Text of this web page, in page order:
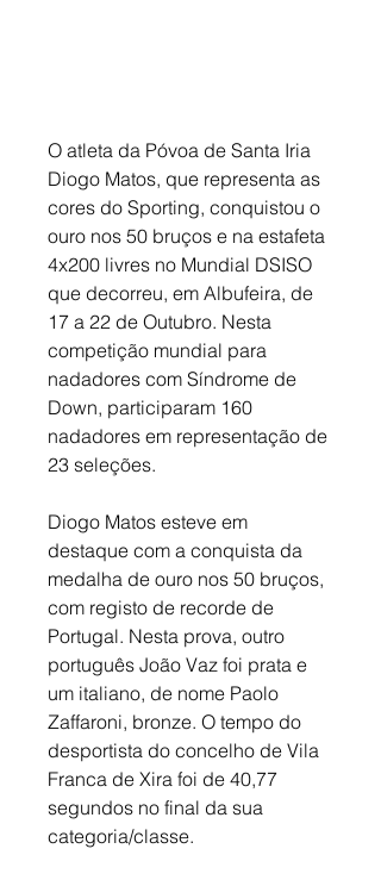
O atleta da Póvoa de Santa Iria
Diogo Matos, que representa as
cores do Sporting, conquistou o
ouro nos 50 bruços e na estafeta
4x200 livres no Mundial DSISO
que decorreu, em Albufeira, de
17 a 22 de Outubro. Nesta
competição mundial para
nadadores com Síndrome de
Down, participaram 160
nadadores em representação de
23 seleções.
Diogo Matos esteve em
destaque com a conquista da
medalha de ouro nos 50 bruços,
com registo de recorde de
Portugal. Nesta prova, outro
português João Vaz foi prata e
um italiano, de nome Paolo
Zaffaroni, bronze. O tempo do
desportista do concelho de Vila
Franca de Xira foi de 40,77
segundos no final da sua
categoria/classe.